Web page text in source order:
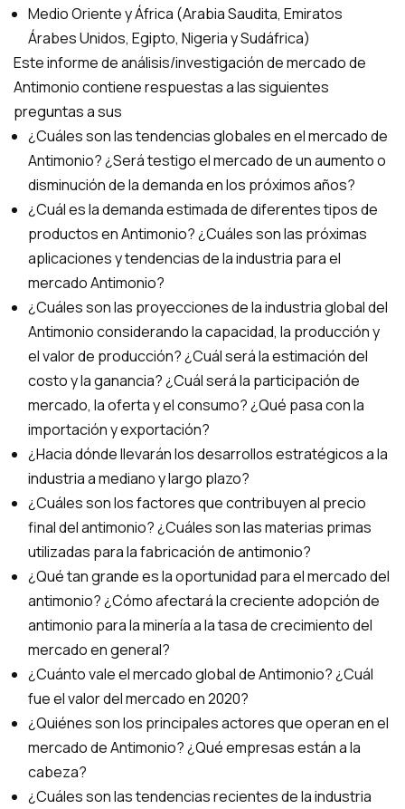
Medio Oriente y África (Arabia Saudita, Emiratos
Árabes Unidos, Egipto, Nigeria y Sudáfrica)
Este informe de análisis/investigación de mercado de
Antimonio contiene respuestas a las siguientes
preguntas a sus
¿Cuáles son las tendencias globales en el mercado de
Antimonio? ¿Será testigo el mercado de un aumento o
disminución de la demanda en los próximos años?
¿Cuál es la demanda estimada de diferentes tipos de
productos en Antimonio? ¿Cuáles son las próximas
aplicaciones y tendencias de la industria para el
mercado Antimonio?
¿Cuáles son las proyecciones de la industria global del
Antimonio considerando la capacidad, la producción y
el valor de producción? ¿Cuál será la estimación del
costo y la ganancia? ¿Cuál será la participación de
mercado, la oferta y el consumo? ¿Qué pasa con la
importación y exportación?
¿Hacia dónde llevarán los desarrollos estratégicos a la
industria a mediano y largo plazo?
¿Cuáles son los factores que contribuyen al precio
final del antimonio? ¿Cuáles son las materias primas
utilizadas para la fabricación de antimonio?
¿Qué tan grande es la oportunidad para el mercado del
antimonio? ¿Cómo afectará la creciente adopción de
antimonio para la minería a la tasa de crecimiento del
mercado en general?
¿Cuánto vale el mercado global de Antimonio? ¿Cuál
fue el valor del mercado en 2020?
¿Quiénes son los principales actores que operan en el
mercado de Antimonio? ¿Qué empresas están a la
cabeza?
¿Cuáles son las tendencias recientes de la industria